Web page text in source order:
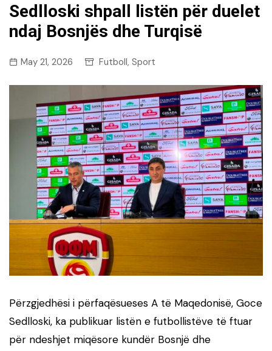
Sedlloski shpall listën për duelet
ndaj Bosnjës dhe Turqisë
May 21, 2026 Futboll, Sport
Përzgjedhësi i përfaqësueses A të Maqedonisë, Goce
Sedlloski, ka publikuar listën e futbollistëve të ftuar
për ndeshjet miqësore kundër Bosnjë dhe